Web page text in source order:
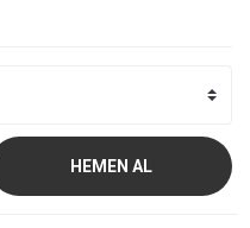
HEMEN AL